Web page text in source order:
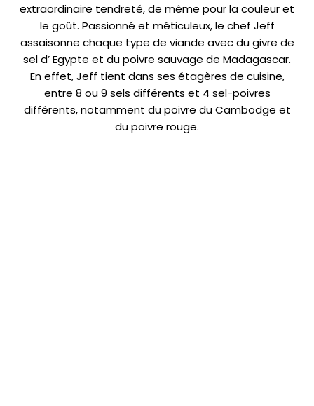
extraordinaire tendreté, de même pour la couleur et
le goût. Passionné et méticuleux, le chef Jeff
assaisonne chaque type de viande avec du givre de
sel d’ Egypte et du poivre sauvage de Madagascar.
En effet, Jeff tient dans ses étagères de cuisine,
entre 8 ou 9 sels différents et 4 sel-poivres
différents, notamment du poivre du Cambodge et
du poivre rouge.